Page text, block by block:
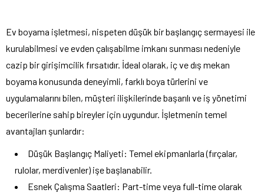
Ev boyama işletmesi, nispeten düşük bir başlangıç sermayesi ile
kurulabilmesi ve evden çalışabilme imkanı sunması nedeniyle
cazip bir girişimcilik fırsatıdır. İdeal olarak, iç ve dış mekan
boyama konusunda deneyimli, farklı boya türlerini ve
uygulamalarını bilen, müşteri ilişkilerinde başarılı ve iş yönetimi
becerilerine sahip bireyler için uygundur. İşletmenin temel
avantajları şunlardır:
Düşük Başlangıç Maliyeti: Temel ekipmanlarla (fırçalar,
rulolar, merdivenler) işe başlanabilir.
Esnek Çalışma Saatleri: Part-time veya full-time olarak